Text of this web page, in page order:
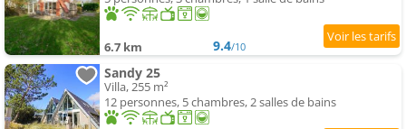
6.7 km 9.4/10
Sandy 25
Villa, 255 m²
12 personnes, 5 chambres, 2 salles de bains